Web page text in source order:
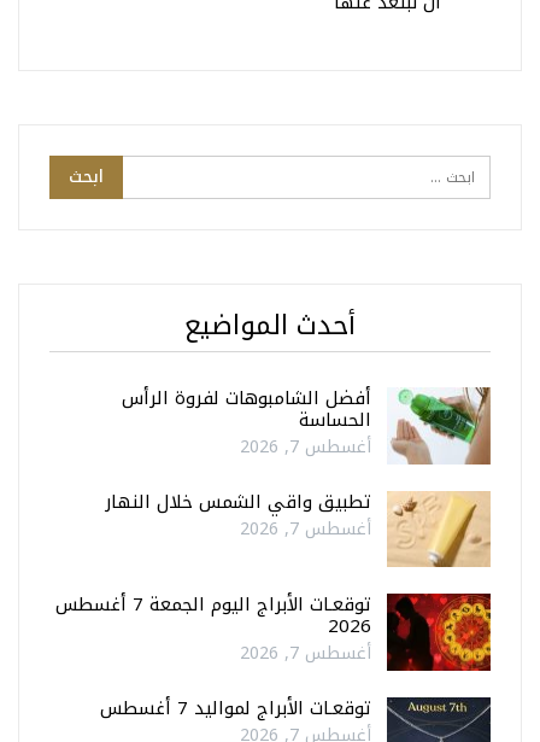
أحدث المواضيع
أفضل الشامبوهات لفروة الرأس
الحساسة
أغسطس 7, 2026
تطبيق واقي الشمس خلال النهار
أغسطس 7, 2026
توقعـات الأبراج اليوم الجمعة 7 أغسطس
2026
أغسطس 7, 2026
توقعـات الأبراج لمواليد 7 أغسطس
أغسطس 7, 2026